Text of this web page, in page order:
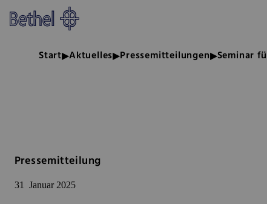
Zum Hauptinhalt springen
Zur Fußzeile springen
Bethel - Seminar für mehr
Start Aktuelles Pressemitteilungen Seminar
Pressemitteilung
31 Januar 2025